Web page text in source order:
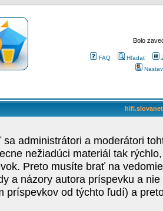
Bolo
FAQ Hľadať
sa administrátori a moderátori
nežiadúci materiál tak
Preto musíte brať na
a názory autora príspevku a
príspevkov od týchto ľudí) a